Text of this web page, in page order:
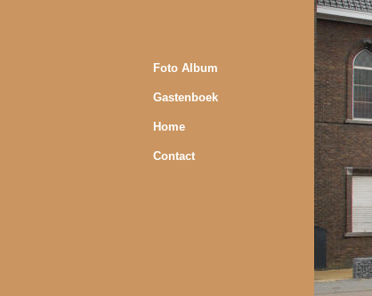
Foto Album
Gastenboek
Home
Contact